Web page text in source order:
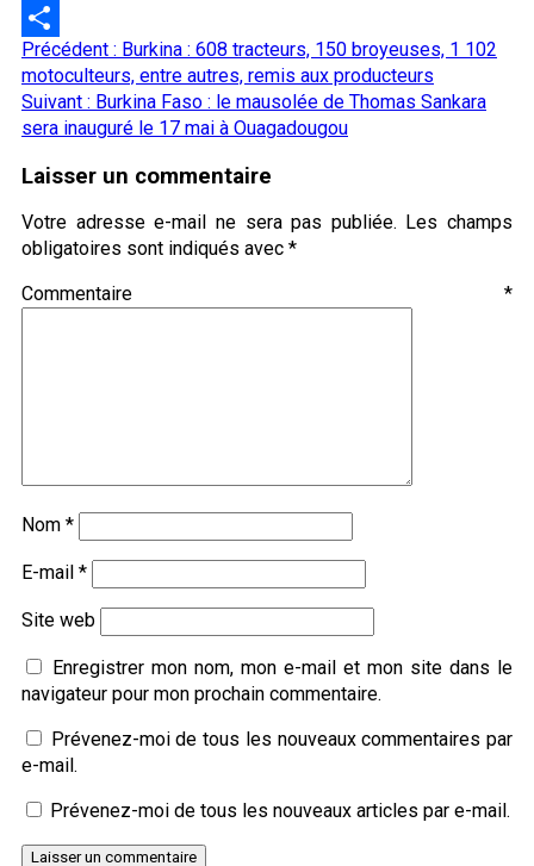
LinkedIn
Partager
Navigation
d’article
Précédent : Burkina : 608 tracteurs, 150 broyeuses, 1 102
motoculteurs, entre autres, remis aux producteurs
Suivant : Burkina Faso : le mausolée de Thomas Sankara
sera inauguré le 17 mai à Ouagadougou
Laisser un commentaire
Votre adresse e-mail ne sera pas publiée. Les champs
obligatoires sont indiqués avec *
Commentaire *
Nom *
E-mail *
Site web
Enregistrer mon nom, mon e-mail et mon site dans le
navigateur pour mon prochain commentaire.
Prévenez-moi de tous les nouveaux commentaires par
e-mail.
Prévenez-moi de tous les nouveaux articles par e-mail.